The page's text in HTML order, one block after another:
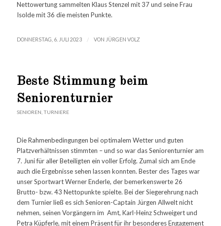
Nettowertung sammelten Klaus Stenzel mit 37 und seine Frau
Isolde mit 36 die meisten Punkte.
DONNERSTAG, 6. JULI 2023 / VON JÜRGEN VOLZ
Beste Stimmung beim
Seniorenturnier
SENIOREN TURNIERE
Die Rahmenbedingungen bei optimalem Wetter und guten
Platzverhältnissen stimmten – und so war das Seniorenturnier am
7. Juni für aller Beteiligten ein voller Erfolg. Zumal sich am Ende
auch die Ergebnisse sehen lassen konnten. Bester des Tages war
unser Sportwart Werner Enderle, der bemerkenswerte 26
Brutto- bzw. 43 Nettopunkte spielte. Bei der Siegerehrung nach
dem Turnier ließ es sich Senioren-Captain Jürgen Allwelt nicht
nehmen, seinen Vorgängern im Amt, Karl-Heinz Schweigert und
Petra Küpferle, mit einem Präsent für ihr besonderes Engagement